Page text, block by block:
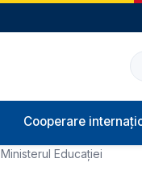
Cooperare
Educației